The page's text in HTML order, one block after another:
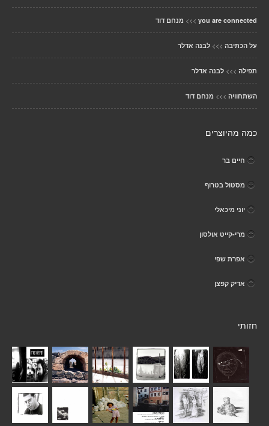
you are connected
>>> מנחם דוד
על הכתיבה >>> לבנה אדלר
תפילה >>> לבנה אדלר
השתחוויה >>> מנחם דוד
כמה מהיוצרים
חיים בר
מסטול בטרוף
יוני מיכאלי
מרי-קייט אולסון
אפרת שפי
אדיק קפצן
חזותי